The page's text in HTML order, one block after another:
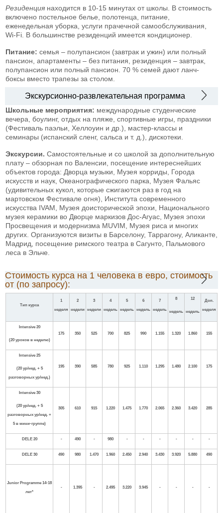
Резиденция находится в 10-15 минутах от школы. В стоимость
включено постельное белье, полотенца, питание,
еженедельная уборка, услуги прачечной самообслуживания,
Wi-Fi. В большинстве резиденций имеется кондиционер.
Питание: семья – полупансион (завтрак и ужин) или полный
пансион, апартаменты – без питания, резиденция – завтрак,
полупансион или полный пансион. 70 % семей дают ланч-
боксы вместо трапезы за столом.
Экскурсионно-развлекательная программа
Школьные мероприятия: международные студенческие
вечера, боулинг, отдых на пляже, спортивные игры, праздники
(Фестиваль паэльи, Хеллоуин и др.), мастер-классы и
семинары (испанский сленг, сальса и т. д.), дискотеки.
Экскурсии. Самостоятельные и со школой за дополнительную
плату – обзорная по Валенсии, посещение интереснейших
объектов города: Дворца музыки, Музея корриды, Города
искусств и наук, Океанографического парка, Музея Фальяс
(удивительных кукол, которые сжигаются раз в год на
мартовском Фестивале огня), Института современного
искусства IVAM, Музея доисторической эпохи, Национального
музея керамики во Дворце маркизов Дос-Агуас, Музея эпохи
Просвещения и модернизма MUVIM, Музея риса и многих
других. Организуются визиты в Барселону, Таррагону, Аликанте,
Мадрид, посещение римского театра в Сагунто, Пальмового
леса в Эльче.
Стоимость курса на 1 человека в евро, стоимость
от (по запросу):
Тип курса
1
неделя
2
недели
3
недели
4
недель
5
недель
6
недель
7
недель
8
недель
12
недель
Доп.
неделя
Intensive 20
(20 уроков в неделю)
175 350 525 700 825 990 1.155 1.320 1.860 155
Intensive25
(20 ур/нед. + 5
разговорных ур/нед.)
195 390 585 780 925 1.110 1.295 1.480 2.100 175
Intensive30
(20 ур/нед. + 5
разговорных ур/нед. +
5 в мини-группе)
305 610 915 1.220 1.475 1.770 2.065 2.360 3.420 285
DELE20 - 490 - 980 - - - - - -
DELE30 490 980 1.470 1.960 2.450 2.940 3.430 3.920 5.880 490
Junior Programme 14-18
лет*
- 1.395 - 2.495 3.220 3.945 - - - -